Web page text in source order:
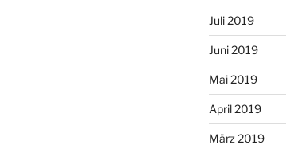
Juli 2019
Juni 2019
Mai 2019
April 2019
März 2019